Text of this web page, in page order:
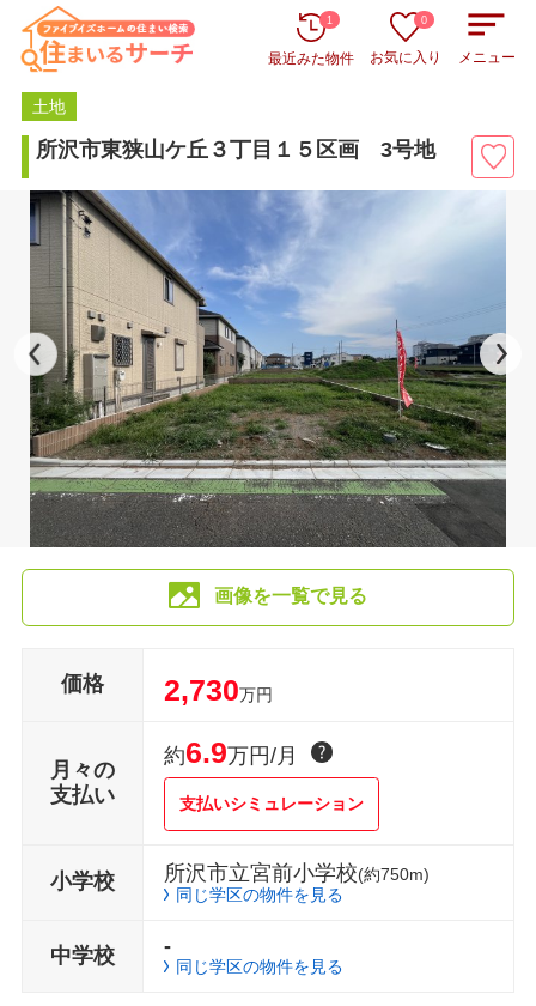
最近みた物件
1
お気に入り
0
メニュー
土地
所沢市東狭山ケ丘３丁目１５区画 3号地
画像を一覧で見る
価格 2,730万円
月々の
支払い
約6.9万円/月
支払いシミュレーション
小学校 所沢市立宮前小学校(約750m)
同じ学区の物件を見る
中学校 -
同じ学区の物件を見る